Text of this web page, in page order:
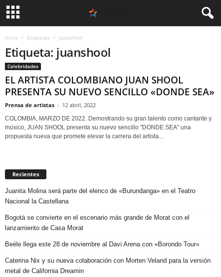
Inicio Etiquetas Juanshool
Etiqueta: juanshool
Celebridades
EL ARTISTA COLOMBIANO JUAN SHOOL
PRESENTA SU NUEVO SENCILLO «DONDE SEA»
Prensa de artistas - 12 abril, 2022
COLOMBIA, MARZO DE 2022. Demostrando su gran talento como cantante y
músico, JUAN SHOOL presenta su nuevo sencillo "DONDE SEA" una
propuesta nueva que promete elevar la carrera del artista...
Recientes
Juanita Molina será parte del elenco de «Burundanga» en el Teatro
Nacional la Castellana
Bogotá se convierte en el escenario más grande de Morat con el
lanzamiento de Casa Morat
Beéle llega este 28 de noviembre al Davi Arena con «Borondo Tour»
Caterina Nix y su nueva colaboración con Morten Veland para la versión
metal de California Dreamin